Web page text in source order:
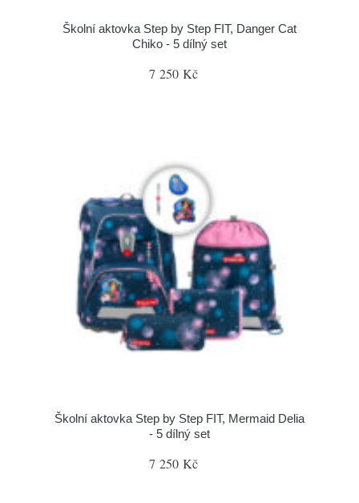
Školní aktovka Step by Step FIT, Danger Cat
Chiko - 5 dílný set
7 250 Kč
Školní aktovka Step by Step FIT, Mermaid Delia
- 5 dílný set
7 250 Kč